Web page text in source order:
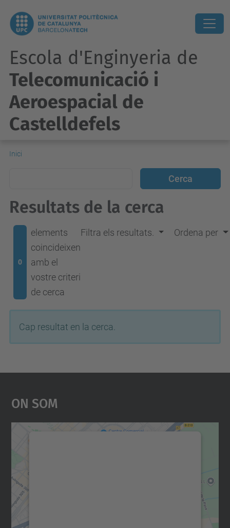
Escola d'Enginyeria de
Telecomunicació i
Aeroespacial de
Castelldefels
Inici
Resultats de la cerca
0
elements
coincideixen
amb el
vostre criteri
de cerca
Filtra els resultats. Ordena per
Cap resultat en la cerca.
On Som